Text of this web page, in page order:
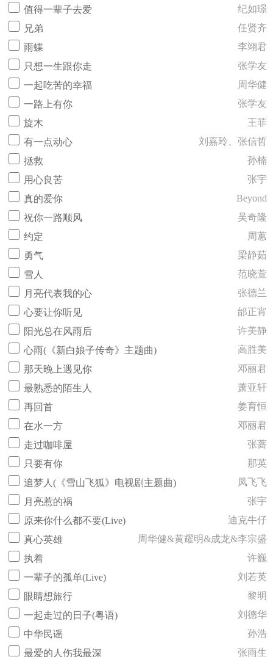
值得一辈子去爱
纪如璟
兄弟
任贤齐
雨蝶
李翊君
只想一生跟你走
张学友
一起吃苦的幸福
周华健
一路上有你
张学友
旋木
王菲
有一点动心
刘嘉玲、张信哲
拯救
孙楠
用心良苦
张宇
真的爱你
Beyond
祝你一路顺风
吴奇隆
约定
周蕙
勇气
梁静茹
雪人
范晓萱
月亮代表我的心
张德兰
心要让你听见
邰正宵
阳光总在风雨后
许美静
心雨(《新白娘子传奇》主题曲)
高胜美
那天晚上遇见你
邓丽君
最熟悉的陌生人
萧亚轩
再回首
姜育恒
在水一方
邓丽君
走过咖啡屋
张蔷
只要有你
那英
追梦人(《雪山飞狐》电视剧主题曲)
凤飞飞
月亮惹的祸
张宇
原来你什么都不要(Live)
迪克牛仔
真心英雄
周华健&黄耀明&成龙&李宗盛
执着
许巍
一辈子的孤单(Live)
刘若英
眼睛想旅行
黎明
一起走过的日子(粤语)
刘德华
中华民谣
孙浩
最爱的人伤我最深
张雨生